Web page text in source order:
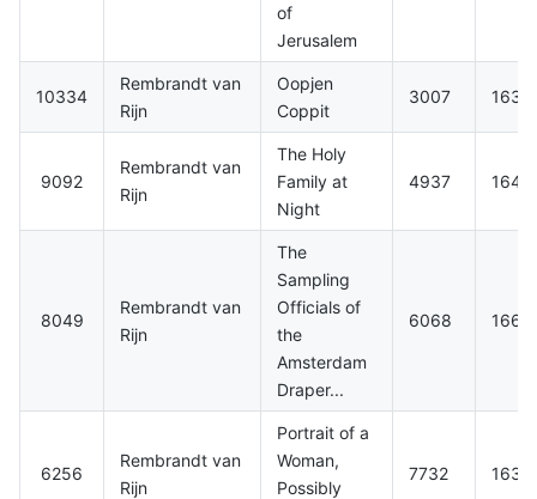
of
Jerusalem
10334
Rembrandt van
Rijn
Oopjen
Coppit
3007
9092
Rembrandt van
Rijn
The Holy
Family at
Night
4937
8049
Rembrandt van
Rijn
The
Sampling
Officials of
the
Amsterdam
Draper...
6068
6256
Rembrandt van
Rijn
Portrait of a
Woman,
Possibly
7732